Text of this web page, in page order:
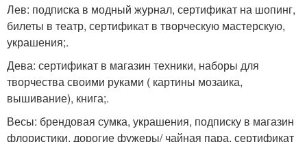
Лев: подписка в модный журнал, сертификат на шопинг,
билеты в театр, сертификат в творческую мастерскую,
украшения;.
Дева: сертификат в магазин техники, наборы для
творчества своими руками ( картины мозаика,
вышивание), книга;.
Весы: брендовая сумка, украшения, подписку в магазин
флористики, дорогие фужеры/ чайная пара, сертификат